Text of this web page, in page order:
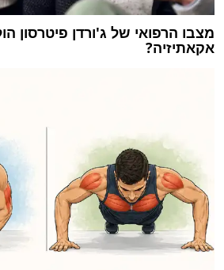
מצבו הרפואי של ג'ורדן פיטרסון
אקאתיזיה?